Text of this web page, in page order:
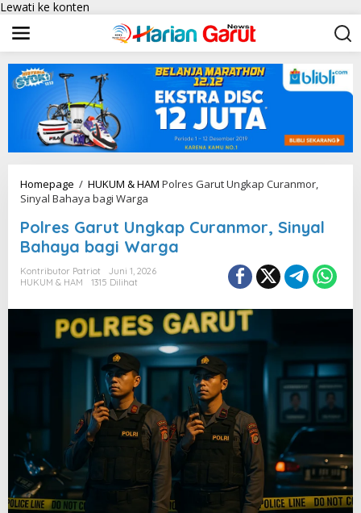
Lewati ke konten
Homepage / HUKUM & HAM Polres Garut Ungkap Curanmor,
Sinyal Bahaya bagi Warga
Polres Garut Ungkap Curanmor, Sinyal
Bahaya bagi Warga
Kontributor Patriot
Juni 1, 2026
HUKUM & HAM
1315 Dilihat